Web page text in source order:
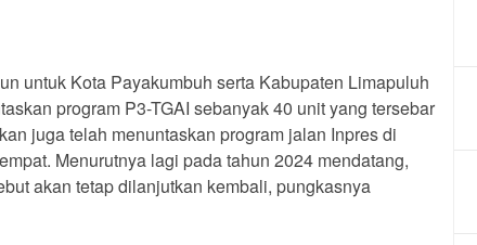
untuk Kota Payakumbuh serta Kabupaten Limapuluh
program P3-TGAI sebanyak 40 unit yang tersebar
juga telah menuntaskan program jalan Inpres di
Menurutnya lagi pada tahun 2024 mendatang,
akan tetap dilanjutkan kembali, pungkasnya